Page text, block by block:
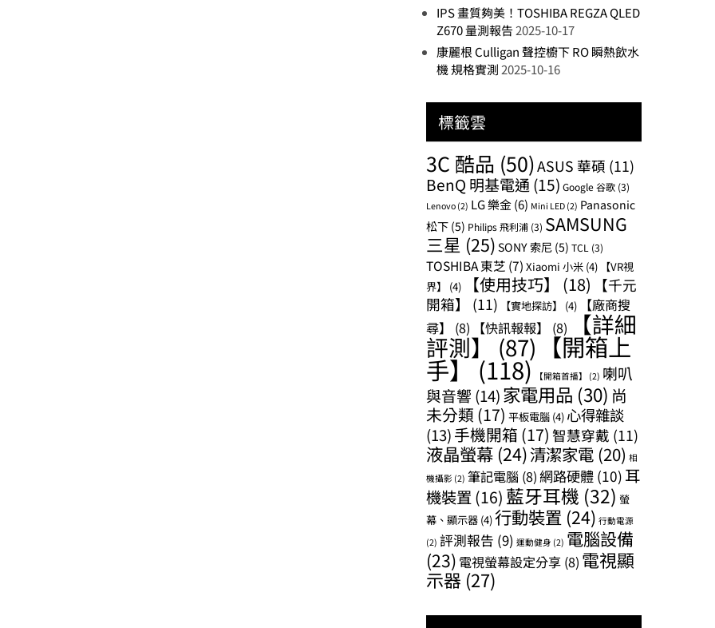
IPS 畫質夠美！TOSHIBA REGZA QLED
Z670 量測報告2025-10-17
康麗根 Culligan 聲控櫥下 RO 瞬熱飲水
機 規格實測2025-10-16
標籤雲
3C 酷品 (50)ASUS 華碩 (11)
BenQ 明基電通 (15) Google 谷歌 (3)
Lenovo (2) LG 樂金(6) Mini LED (2) Panasonic
松下 (5) Philips 飛利浦 (3) SAMSUNG
三星 (25) SONY 索尼 (5) TCL (3)
TOSHIBA 東芝 (7) Xiaomi 小米 (4) 【VR視
界】
(4) 【使用技巧】 (18)
【千元
開箱】
(11) 【實地探訪】 (4)
【廠商搜
尋】
(8) 【快訊報報】 (8) 【詳細
評測】 (87)【開箱上
手】(118) 【開箱首播】 (2) 喇叭
與音響 (14)家電用品 (30) 尚
未分類 (17) 平板電腦 (4) 心得雜談
(13)手機開箱 (17) 智慧穿戴 (11)
液晶螢幕 (24)清潔家電 (20) 相
機攝影 (2) 筆記電腦 (8)網路硬體 (10) 耳
機裝置 (16) 藍牙耳機 (32) 螢
幕、顯示器 (4)行動裝置 (24) 行動電源
(2) 評測報告 (9) 運動健身 (2) 電腦設備
(23) 電視螢幕設定分享 (8) 電視顯
示器 (27)